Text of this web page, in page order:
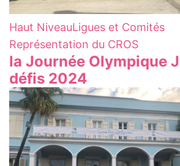
Haut NiveauLigues et Comités
Représentation du CROS
la Journée Olympique
défis 2024